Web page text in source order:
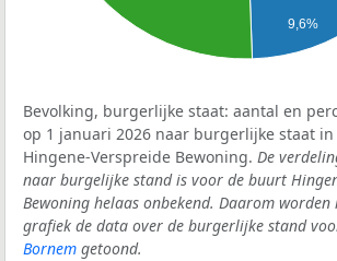
9,6%
Bevolking, burgerlijke staat: aantal en
op 1 januari 2026 naar burgerlijke staat
Hingene-Verspreide Bewoning. De
naar burgelijke stand is voor de buurt
Bewoning helaas onbekend. Daarom
grafiek de data over de burgerlijke stand
Bornem getoond.